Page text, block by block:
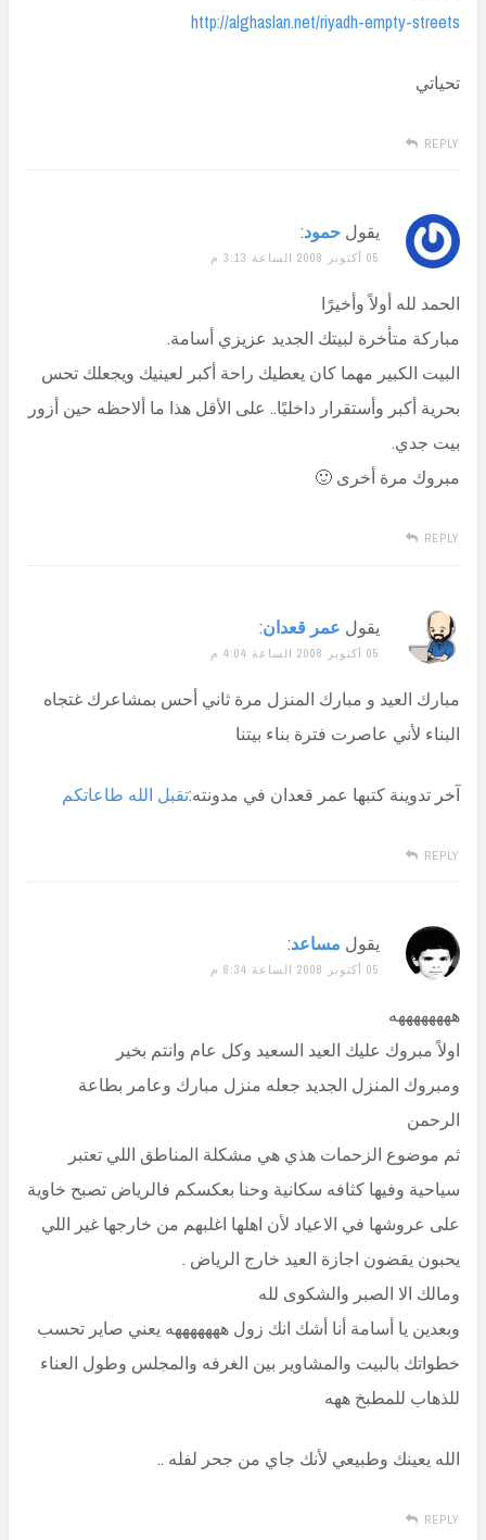
http://alghaslan.net/riyadh-empty-streets
تحياتي
REPLY
يقول حمود:
05 أكتوبر 2008 الساعة 3:13 م
الحمد لله أولاً وأخيرًا
مباركة متأخرة لبيتك الجديد عزيزي أسامة.
البيت الكبير مهما كان يعطيك راحة أكبر لعينيك ويجعلك تحس
بحرية أكبر وأستقرار داخليًا.. على الأقل هذا ما ألاحظه حين أزور
بيت جدي.
مبروك مرة أخرى 🙂
REPLY
يقول عمر قعدان:
05 أكتوبر 2008 الساعة 4:04 م
مبارك العيد و مبارك المنزل مرة ثاني أحس بمشاعرك غتجاه
البناء لأني عاصرت فترة بناء بيتنا
آخر تدوينة كتبها عمر قعدان في مدونته:تقبل الله طاعاتكم
REPLY
يقول مساعد:
05 أكتوبر 2008 الساعة 6:34 م
ههههههههه
اولاً مبروك عليك العيد السعيد وكل عام وانتم بخير
ومبروك المنزل الجديد جعله منزل مبارك وعامر بطاعة
الرحمن
ثم موضوع الزحمات هذي هي مشكلة المناطق اللي تعتبر
سياحية وفيها كثافه سكانية وحنا بعكسكم فالرياض تصبح خاوية
على عروشها في الاعياد لأن اهلها اغلبهم من خارجها غير اللي
يحبون يقضون اجازة العيد خارج الرياض .
ومالك الا الصبر والشكوى لله
وبعدين يا أسامة أنا أشك انك زول هههههههه يعني صاير تحسب
خطواتك بالبيت والمشاوير بين الغرفه والمجلس وطول العناء
للذهاب للمطبخ ههه
الله يعينك وطبيعي لأنك جاي من جحر لفله ..
REPLY